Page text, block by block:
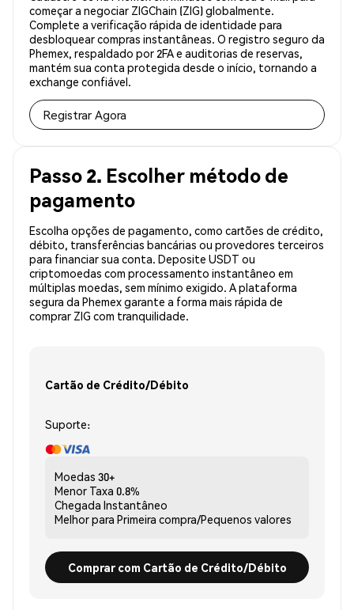
começar a negociar ZIGChain (ZIG) globalmente.
Complete a verificação rápida de identidade para
desbloquear compras instantâneas. O registro seguro da
Phemex, respaldado por 2FA e auditorias de reservas,
mantém sua conta protegida desde o início, tornando a
exchange confiável.
Registrar Agora
Passo 2. Escolher método de
pagamento
Escolha opções de pagamento, como cartões de crédito,
débito, transferências bancárias ou provedores terceiros
para financiar sua conta. Deposite USDT ou
criptomoedas com processamento instantâneo em
múltiplas moedas, sem mínimo exigido. A plataforma
segura da Phemex garante a forma mais rápida de
comprar ZIG com tranquilidade.
Cartão de Crédito/Débito
Suporte:
Moedas 30+
Menor Taxa 0.8%
Chegada Instantâneo
Melhor para Primeira compra/Pequenos valores
Comprar com Cartão de Crédito/Débito